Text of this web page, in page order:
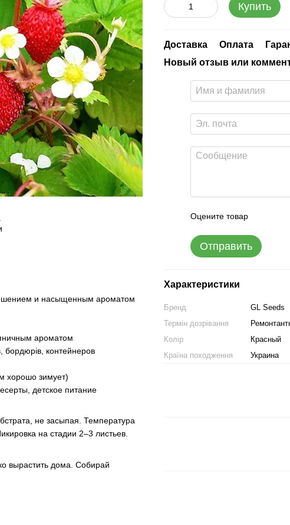
и насыщенным ароматом
ароматом
бордюрів, контейнеров
хорошо зимует)
детское питание
не засыпая. Температура
на стадии 2–3 листьев.
вырастить дома. Собирай
Купить
Доставка Оплата
Новый отзыв или
Оцените товар
Отправить
Характеристики
Бренд
GL Seeds
Термін дозрівання
Колір
Красный
Країна походження
Украина